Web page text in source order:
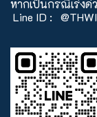
หากเป็นกรณีเร่ง
Line ID :